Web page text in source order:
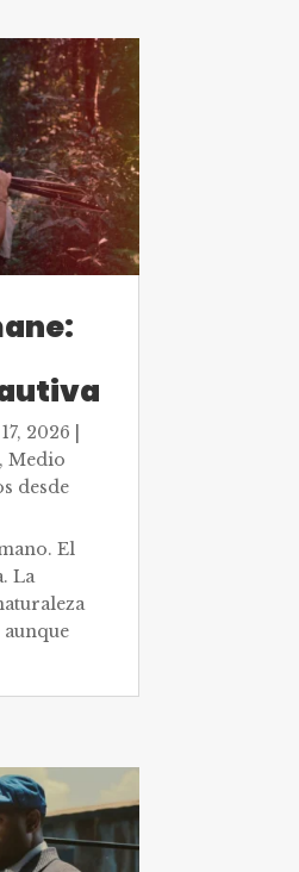
2026
Medio
desde
El
La